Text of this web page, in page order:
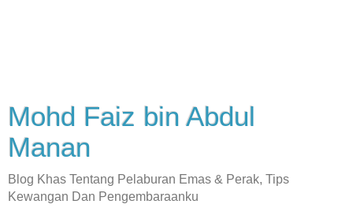
Mohd Faiz bin Abdul
Manan
Blog Khas Tentang Pelaburan Emas & Perak, Tips
Kewangan Dan Pengembaraanku